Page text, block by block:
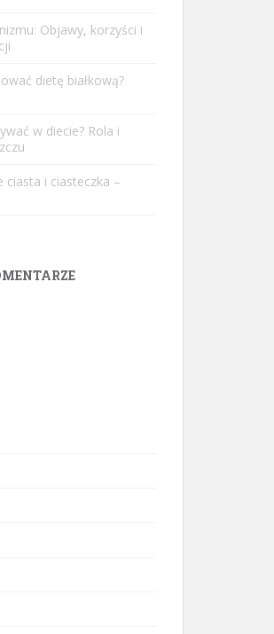
Objawy, korzyści i
dietę białkową?
w diecie? Rola i
ciasta i ciasteczka –